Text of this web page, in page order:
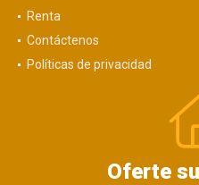
Renta
Contáctenos
Políticas de privacidad
Oferte